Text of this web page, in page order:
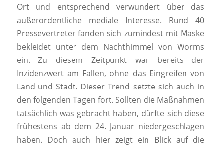
Ort und entsprechend verwundert über das
außerordentliche mediale Interesse. Rund 40
Pressevertreter fanden sich zumindest mit Maske
bekleidet unter dem Nachthimmel von Worms
ein. Zu diesem Zeitpunkt war bereits der
Inzidenzwert am Fallen, ohne das Eingreifen von
Land und Stadt. Dieser Trend setzte sich auch in
den folgenden Tagen fort. Sollten die Maßnahmen
tatsächlich was gebracht haben, dürfte sich diese
frühestens ab dem 24. Januar niedergeschlagen
haben. Doch auch hier zeigt ein Blick auf die